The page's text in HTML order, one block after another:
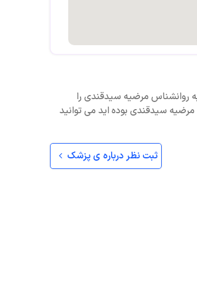
به روانشناس مرضیه سیدقندی را
سیدقندی بوده اید می توانید
ثبت نظر درباره ی پزشک